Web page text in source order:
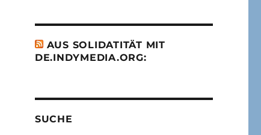
AUS SOLIDATITÄT MIT
DE.INDYMEDIA.ORG:
SUCHE